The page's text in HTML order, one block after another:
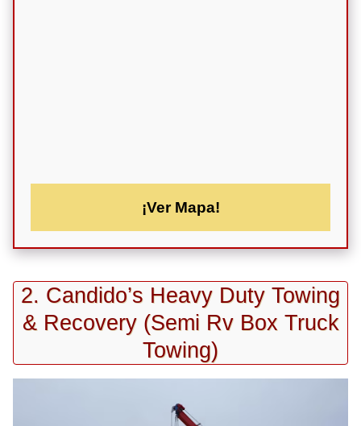
¡Ver Mapa!
2. Candido’s Heavy Duty Towing
& Recovery (Semi Rv Box Truck
Towing)